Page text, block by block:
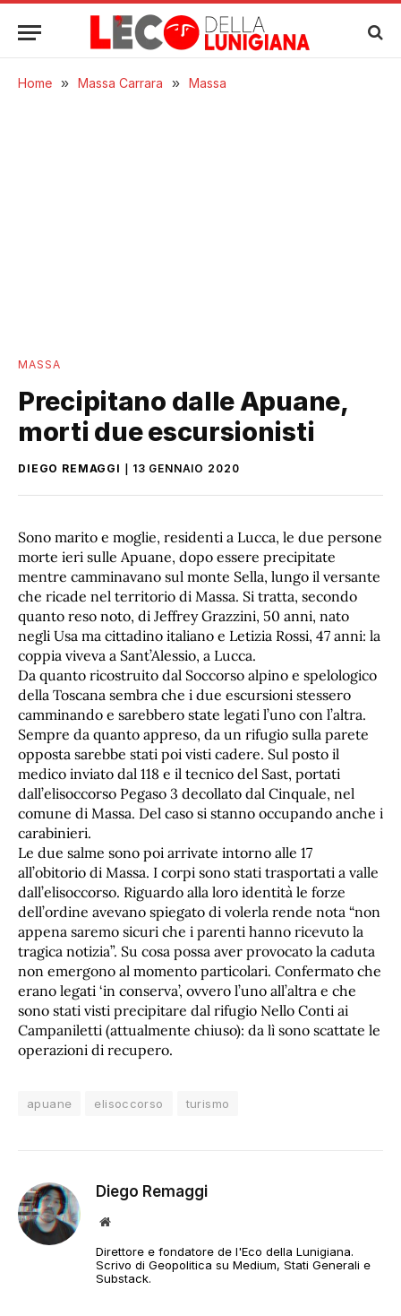
Home » Massa Carrara » Massa
MASSA
Precipitano dalle Apuane,
morti due escursionisti
DIEGO REMAGGI 13 GENNAIO 2020
Sono marito e moglie, residenti a Lucca, le due persone
morte ieri sulle Apuane, dopo essere precipitate
mentre camminavano sul monte Sella, lungo il versante
che ricade nel territorio di Massa. Si tratta, secondo
quanto reso noto, di Jeffrey Grazzini, 50 anni, nato
negli Usa ma cittadino italiano e Letizia Rossi, 47 anni: la
coppia viveva a Sant’Alessio, a Lucca.
Da quanto ricostruito dal Soccorso alpino e spelologico
della Toscana sembra che i due escursioni stessero
camminando e sarebbero state legati l’uno con l’altra.
Sempre da quanto appreso, da un rifugio sulla parete
opposta sarebbe stati poi visti cadere. Sul posto il
medico inviato dal 118 e il tecnico del Sast, portati
dall’elisoccorso Pegaso 3 decollato dal Cinquale, nel
comune di Massa. Del caso si stanno occupando anche i
carabinieri.
Le due salme sono poi arrivate intorno alle 17
all’obitorio di Massa. I corpi sono stati trasportati a valle
dall’elisoccorso. Riguardo alla loro identità le forze
dell’ordine avevano spiegato di volerla rende nota “non
appena saremo sicuri che i parenti hanno ricevuto la
tragica notizia”. Su cosa possa aver provocato la caduta
non emergono al momento particolari. Confermato che
erano legati ‘in conserva’, ovvero l’uno all’altra e che
sono stati visti precipitare dal rifugio Nello Conti ai
Campaniletti (attualmente chiuso): da lì sono scattate le
operazioni di recupero.
apuane elisoccorso turismo
Diego Remaggi
Sito
Direttore e fondatore de l'Eco della Lunigiana.
Scrivo di Geopolitica su Medium, Stati Generali e
Substack.